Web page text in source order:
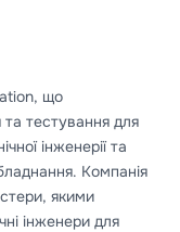
що
та тестування для
інженерії та
Компанія
якими
інженери для